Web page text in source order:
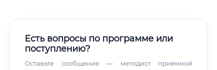
Есть вопросы по программе или
поступлению?
Оставьте сообщение — методист приемной